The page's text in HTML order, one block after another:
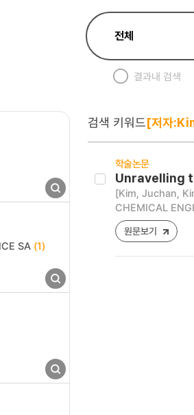
결과내 검색
SA (1)
검색 키워드[저자
학술논문
Unravelling
[Kim, Juchan,
CHEMICAL
원문보기